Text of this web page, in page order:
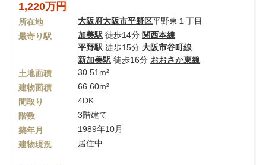
1,220万円
所在地 大阪府大阪市平野区平野東１丁目
最寄り駅
加美駅 徒歩14分 関西本線
平野駅 徒歩15分 大阪市谷町線
新加美駅 徒歩16分 おおさか東線
土地面積
30.51m²
建物面積
66.60m²
間取り
4DK
階数
3階建て
築年月
1989年10月
建物現況
居住中